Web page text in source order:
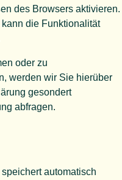
des Browsers aktivieren.
die Funktionalität
oder zu
werden wir Sie hierüber
gesondert
abfragen.
automatisch